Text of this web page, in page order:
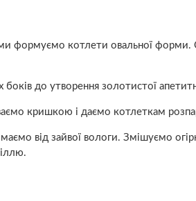
формуємо котлети овальної
до утворення золотистої
кришкою і даємо котлеткам
від зайвої вологи. Змішуємо